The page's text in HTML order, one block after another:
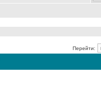
Перейти: